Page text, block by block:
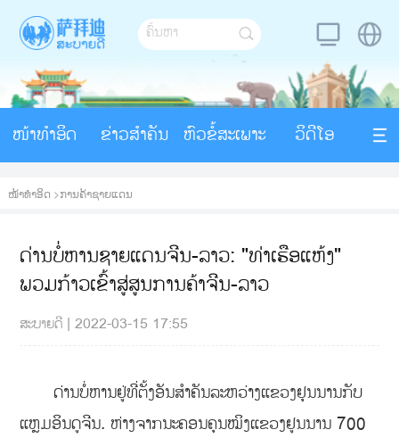
ໜ້າທຳອິດ ຂ່າວສຳຄັນ ຫົວຂໍ້ສະເພາະ ວິດີໂອ
ໜ້າທຳອິດ >ການຄ້າຊາຍແດນ
ດ່ານບໍ່ຫານຊາຍແດນຈີນ-ລາວ: "ທ່າເຮືອແຫ້ງ"
ພວມກ້າວເຂົ້າສູ່ສູນການຄ້າຈີນ-ລາວ
ສະບາຍດີ |2022-03-15 17:55
ດ່ານບໍ່ຫານຢູ່ທີ່ຕັ້ງອັນສຳຄັນລະຫວ່າງແຂວງຢຸນນານກັບ
ແຫຼມອິນດູຈີນ. ຫ່າງຈາກນະຄອນຄຸນໝິງແຂວງຢູນນານ 700